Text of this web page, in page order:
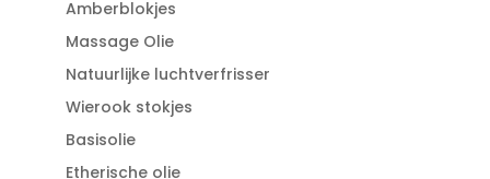
Amberblokjes
Massage Olie
Natuurlijke luchtverfrisser
Wierook stokjes
Basisolie
Etherische olie